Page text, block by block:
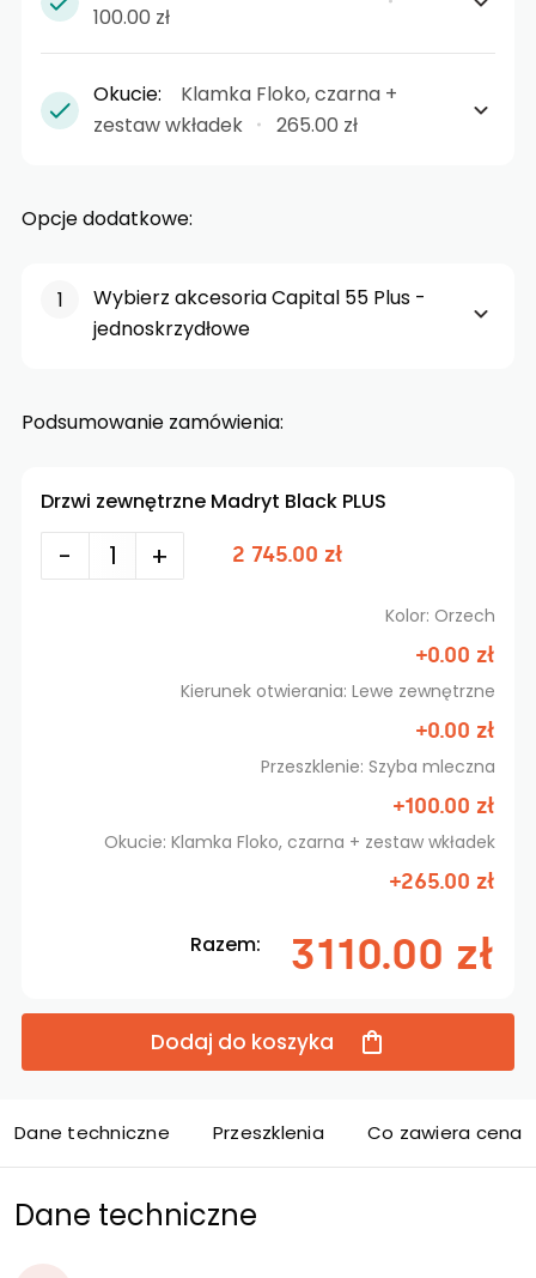
100.00 zł
Okucie:
Klamka Floko, czarna +
zestaw wkładek
265.00 zł
Opcje dodatkowe:
Wybierz akcesoria Capital 55 Plus -
jednoskrzydłowe
Podsumowanie zamówienia:
Drzwi zewnętrzne Madryt Black PLUS
- + 2 745.00 zł
Kolor: Orzech
+0.00 zł
Kierunek otwierania: Lewe zewnętrzne
+0.00 zł
Przeszklenie: Szyba mleczna
+100.00 zł
Okucie: Klamka Floko, czarna + zestaw wkładek
+265.00 zł
Razem: 3110.00 zł
Dodaj do koszyka
Dane techniczne Przeszklenia Co zawiera cena
Dane techniczne